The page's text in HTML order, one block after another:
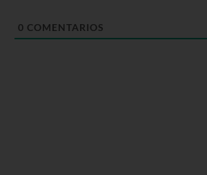
0 COMENTARIOS